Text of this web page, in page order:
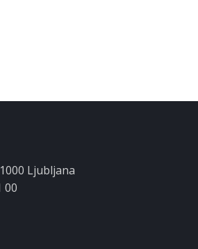
Ljubljana
00